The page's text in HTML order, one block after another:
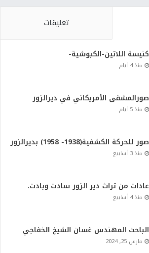
تعليقات
كنيسة اللاتين-الكبوشية-
منذ 4 أيام
صورالمشفى الأمريكاني في ديرالزور
منذ 5 أيام
صور للحركة الكشفية(1938- 1958) بديرالزور
منذ 3 أسابيع
عادات من تراث دير الزور سادت وبادت.
منذ 4 أسابيع
الباحث المهندس غسان الشيخ الخفاجي
مارس 25, 2024